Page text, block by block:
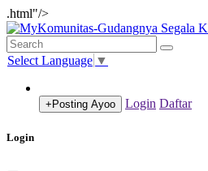
.html"/>
Select Language ▼
+Posting Ayoo Login Daftar
Login